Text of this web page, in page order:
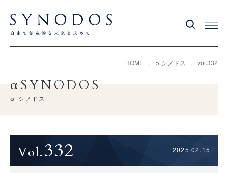
HOME α シノドス vol.332
αSYNODOS
α シノドス
332 2025.02.15